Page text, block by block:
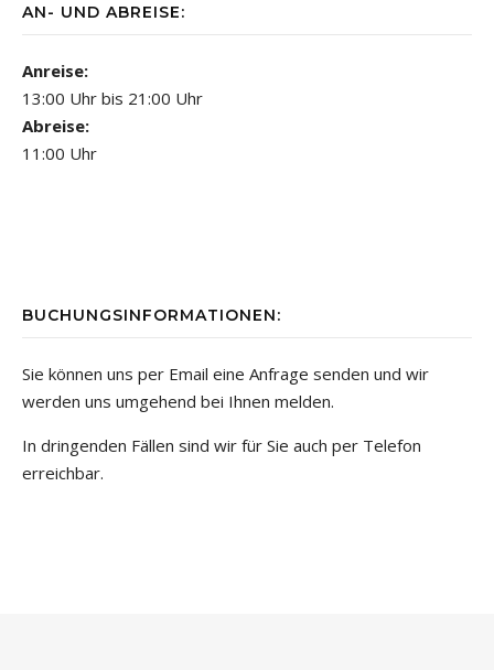
AN- UND ABREISE:
Anreise:
13:00 Uhr bis 21:00 Uhr
Abreise:
11:00 Uhr
BUCHUNGSINFORMATIONEN:
Sie können uns per Email eine Anfrage senden und wir
werden uns umgehend bei Ihnen melden.
In dringenden Fällen sind wir für Sie auch per Telefon
erreichbar.